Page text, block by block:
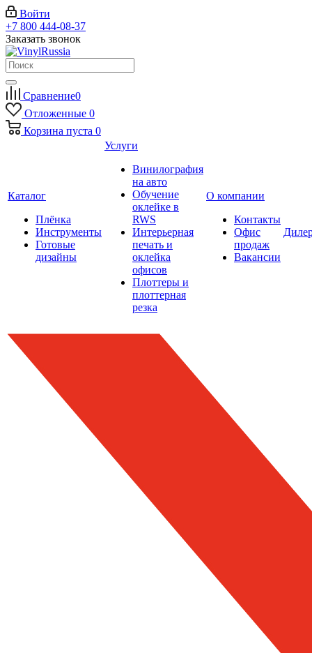
Войти
+7 800 444-08-37
Заказать звонок
Сравнение0
Отложенные 0
Корзина пуста 0
Каталог
Плёнка
Инструменты
Готовые
дизайны
Услуги
Винилография
на авто
Обучение
оклейке в
RWS
Интерьерная
печать и
оклейка
офисов
Плоттеры и
плоттерная
резка
О компании
Контакты
Офис
продаж
Вакансии